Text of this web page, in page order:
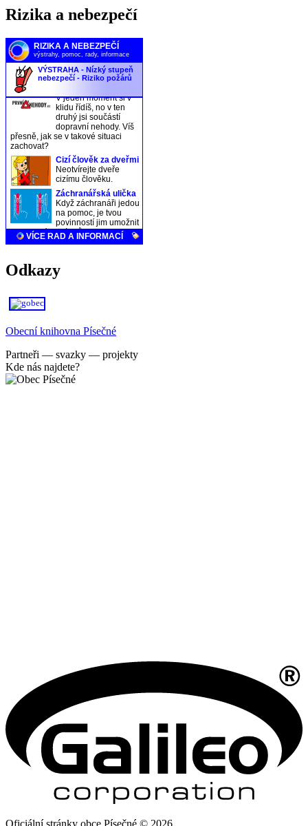
Rizika a nebezpečí
Odkazy
Obecní knihovna Písečné
Partneři — svazky — projekty
Kde nás najdete?